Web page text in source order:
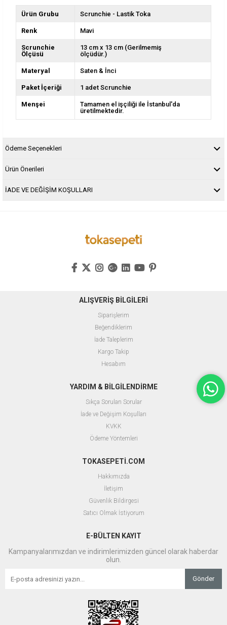
Ürün Grubu Scrunchie - Lastik Toka
Renk Mavi
Scrunchie
Ölçüsü
13 cm x 13 cm (Gerilmemiş
ölçüdür.)
Materyal Saten & İnci
Paket İçeriği 1 adet Scrunchie
Menşei
Tamamen el işçiliği ile İstanbul'da
üretilmektedir.
Ödeme Seçenekleri
Ürün Önerileri
İADE VE DEĞİŞİM KOŞULLARI
ALIŞVERİŞ BİLGİLERİ
Siparişlerim
Beğendiklerim
İade Taleplerim
Kargo Takip
Hesabım
YARDIM & BİLGİLENDİRME
Sıkça Sorulan Sorular
İade ve Değişim Koşulları
KVKK
Ödeme Yöntemleri
TOKASEPETİ.COM
Hakkımızda
İletişim
Güvenlik Bildirgesi
Satıcı Olmak İstiyorum
E-BÜLTEN KAYIT
Kampanyalarımızdan ve indirimlerimizden güncel olarak haberdar
olun.
Gönder